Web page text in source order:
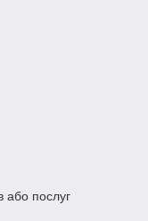
або послуг